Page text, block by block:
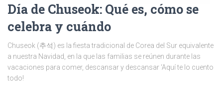
Día de Chuseok: Qué es, cómo se
celebra y cuándo
Chuseok (추석) es la fiesta tradicional de Corea del Sur equivalente
a nuestra Navidad, en la que las familias se reúnen durante las
vacaciones para comer, descansar y descansar ‘Aquí te lo cuento
todo!